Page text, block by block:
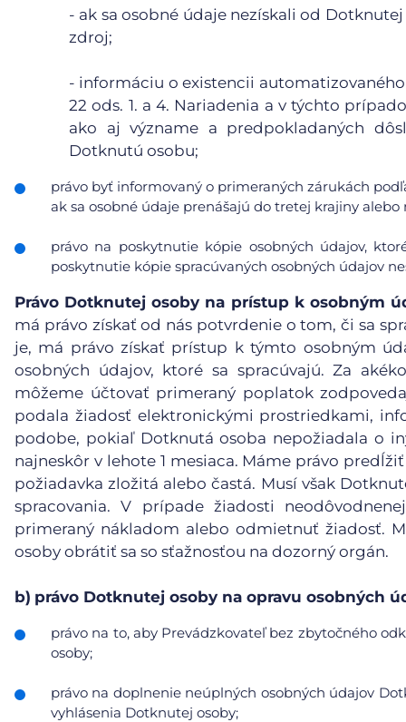
- ak sa osobné údaje nezískali od
zdroj;
- informáciu o existencii
22 ods. 1. a 4. Nariadenia a v týchto
ako aj význame a predpokladaných
Dotknutú osobu;
právo byť informovaný o primeraných zárukách
ak sa osobné údaje prenášajú do tretej krajiny
právo na poskytnutie kópie osobných údajov,
poskytnutie kópie spracúvaných osobných údajov
Právo Dotknutej osoby na prístup k osobným
má právo získať od nás potvrdenie o tom, či sa
je, má právo získať prístup k týmto osobným
osobných údajov, ktoré sa spracúvajú. Za
môžeme účtovať primeraný poplatok
podala žiadosť elektronickými prostriedkami,
podobe, pokiaľ Dotknutá osoba nepožiadala o
najneskôr v lehote 1 mesiaca. Máme právo
požiadavka zložitá alebo častá. Musí však
spracovania. V prípade žiadosti
primeraný nákladom alebo odmietnuť žiadosť.
osoby obrátiť sa so sťažnosťou na dozorný orgán.
b) právo Dotknutej osoby na opravu osobných
právo na to, aby Prevádzkovateľ bez zbytočného
osoby;
právo na doplnenie neúplných osobných údajov
vyhlásenia Dotknutej osoby;